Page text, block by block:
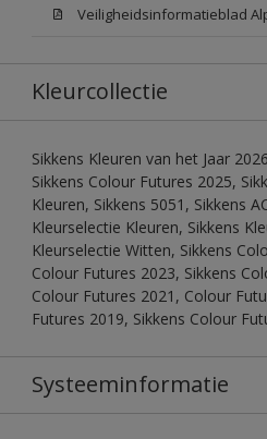
Kleurcollectie
Sikkens Kleuren van het Jaar
Sikkens Colour Futures 2025,
Kleuren, Sikkens 5051, Sikkens
Kleurselectie Kleuren, Sikkens
Kleurselectie Witten, Sikkens
Colour Futures 2023, Sikkens
Colour Futures 2021, Colour
Futures 2019, Sikkens Colour
Systeeminformatie